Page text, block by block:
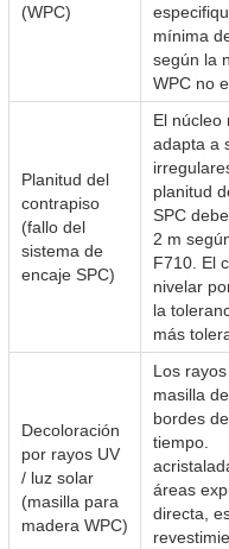
(WPC)
mínima
según la
WPC no
Planitud del
contrapiso
(fallo del
sistema de
encaje SPC)
El núcleo
adapta a
planitud
SPC
2 m
F710. El
nivelar
la
más
Decoloración
por rayos UV
/ luz solar
(masilla para
madera WPC)
Los
masilla
bordes
áreas
directa,